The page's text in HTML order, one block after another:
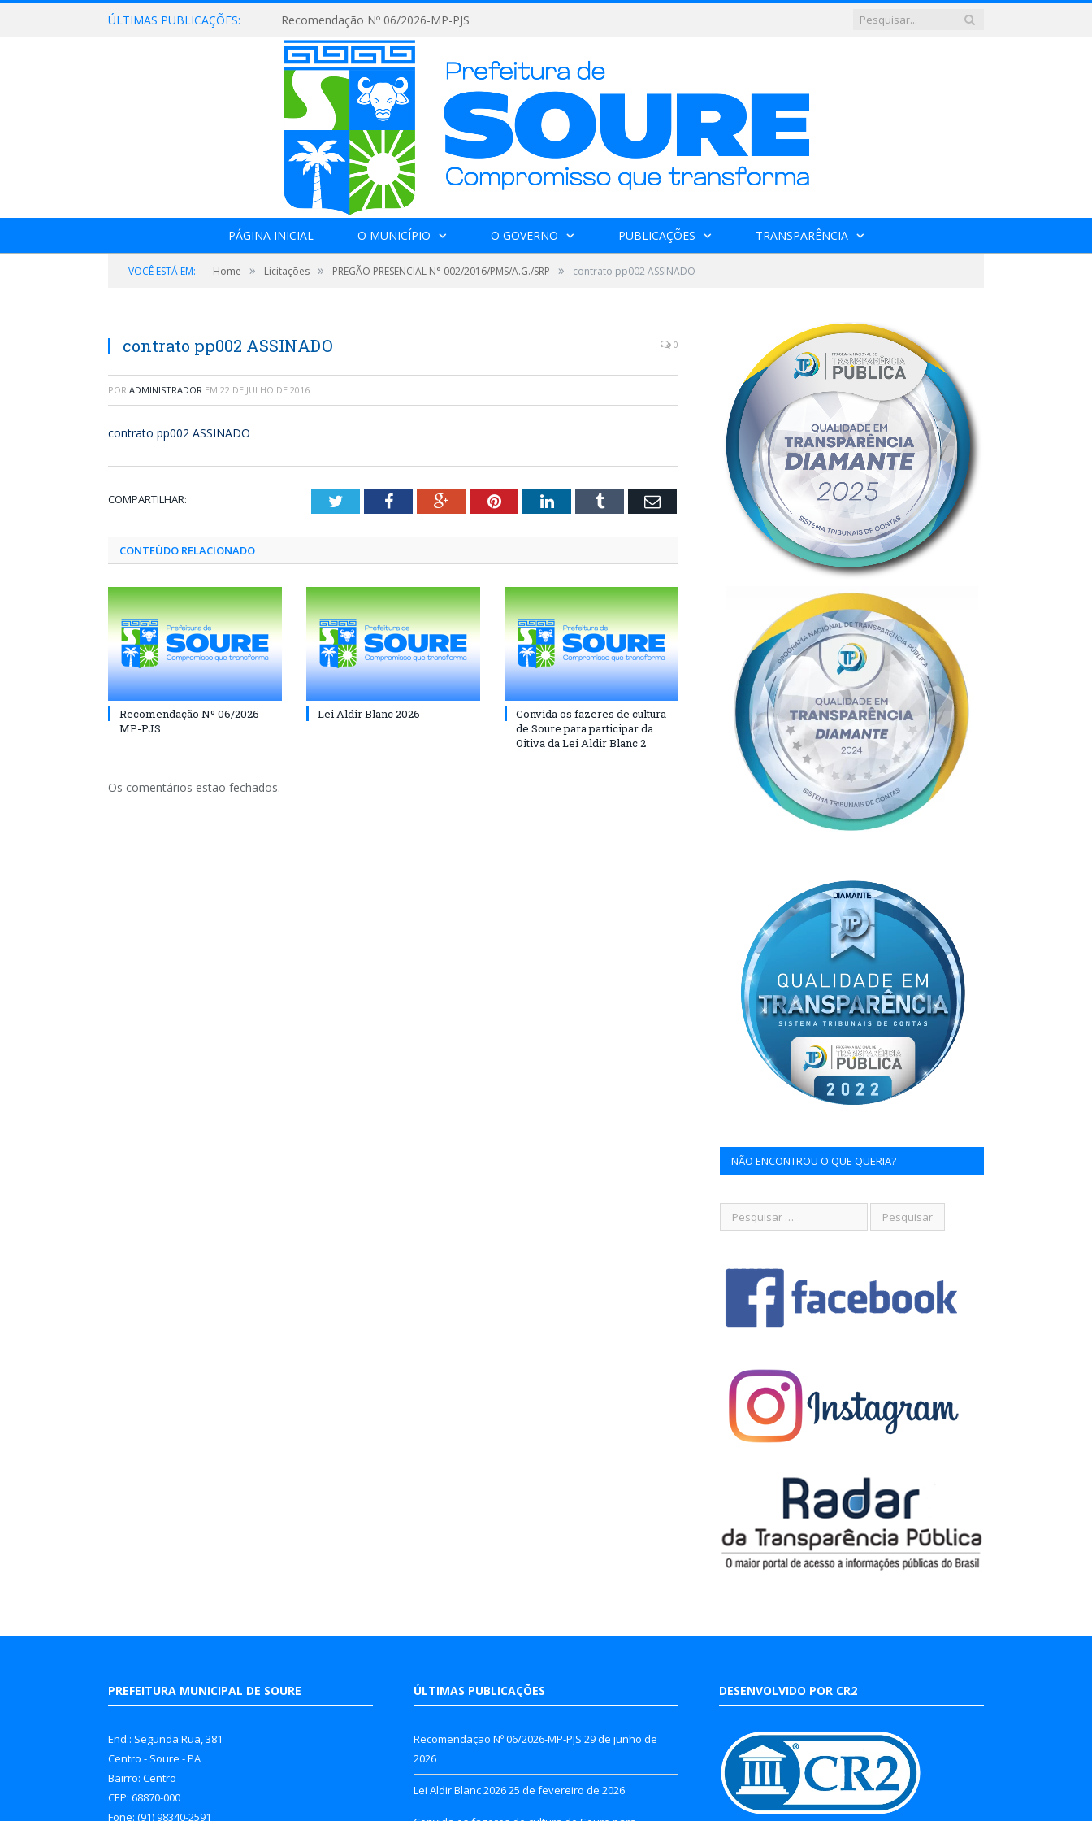
ÚLTIMAS PUBLICAÇÕES: Recomendação Nº 06/2026-MP-PJS
PÁGINA INICIAL O MUNICÍPIO O GOVERNO PUBLICAÇÕES TRANSPARÊNCIA
VOCÊ ESTÁ EM: Home » Licitações » PREGÃO PRESENCIAL N° 002/2016/PMS/A.G./SRP » contrato pp002 ASSINADO
contrato pp002 ASSINADO 0
POR ADMINISTRADOR EM 22 DE JULHO DE 2016
contrato pp002 ASSINADO
COMPARTILHAR: TwitterFacebookGoogle+PinterestLinkedInTumblr Email
CONTEÚDO RELACIONADO
Recomendação Nº 06/2026-
MP-PJS
Lei Aldir Blanc 2026
Convida os fazeres de cultura
de Soure para participar da
Oitiva da Lei Aldir Blanc 2
Os comentários estão fechados.
NÃO ENCONTROU O QUE QUERIA?
PREFEITURA MUNICIPAL DE SOURE
End.: Segunda Rua, 381
Centro - Soure - PA
Bairro: Centro
CEP: 68870-000
Fone: (91) 98340-2591
ÚLTIMAS PUBLICAÇÕES
Recomendação Nº 06/2026-MP-PJS 29 de junho de
2026
Lei Aldir Blanc 202625 de fevereiro de 2026
DESENVOLVIDO POR CR2